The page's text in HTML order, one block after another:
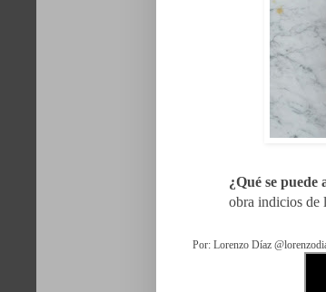
¿Qué se
obra indicios de
Por: Lorenzo Díaz